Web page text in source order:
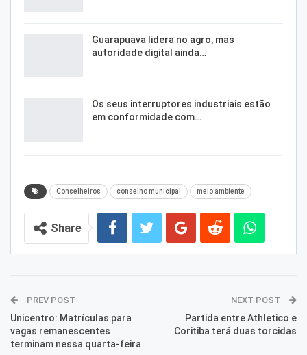
Guarapuava lidera no agro, mas
autoridade digital ainda…
Os seus interruptores industriais estão
em conformidade com…
Conselheiros conselho municipal meio ambiente
Share
PREV POST
Unicentro: Matrículas para
vagas remanescentes
terminam nessa quarta-feira
NEXT POST
Partida entre Athletico e
Coritiba terá duas torcidas